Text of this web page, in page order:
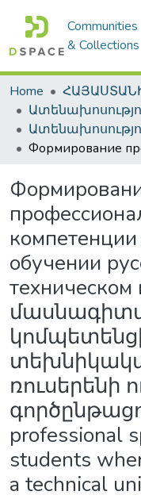
Communities
& Collections
Home
обучении
ռուսերենի
professional
students
a technical